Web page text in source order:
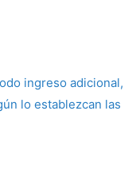
ingreso adicional,
lo establezcan las